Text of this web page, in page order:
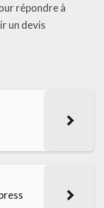
répondre à
un devis